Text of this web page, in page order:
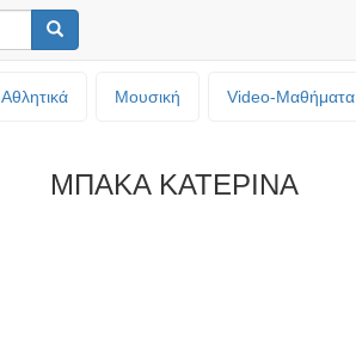
Αθλητικά Μουσική Video-Mαθήματα
ΜΠΑΚΑ ΚΑΤΕΡΙΝΑ